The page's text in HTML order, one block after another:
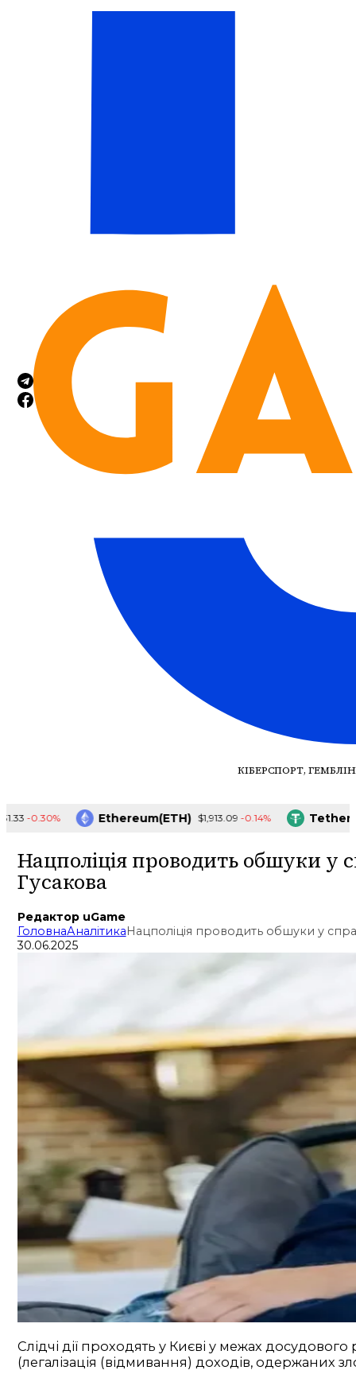
КІБЕРСПОРТ,
Ethereum(ETH) $1,913.09 -0.14% Tether(USDT)
Нацполіція проводить обшуки у
Гусакова
Редактор uGame
ГоловнаАналітикаНацполіція проводить обшуки у
30.06.2025
Слідчі дії проходять у Києві у межах
(легалізація (відмивання) доходів, одержаних